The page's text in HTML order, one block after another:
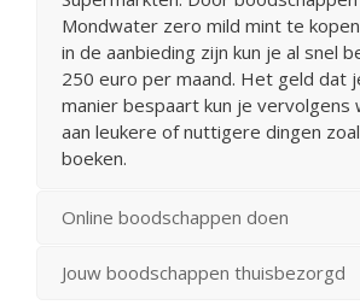
Mondwater zero mild mint te
in de aanbieding zijn kun je al snel
250 euro per maand. Het geld dat
manier bespaart kun je vervolgens
aan leukere of nuttigere dingen
boeken.
Online boodschappen doen
Jouw boodschappen thuisbezorgd